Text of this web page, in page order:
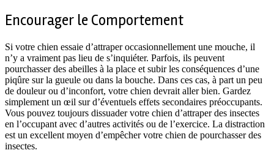
Encourager le Comportement
Si votre chien essaie d’attraper occasionnellement une mouche, il
n’y a vraiment pas lieu de s’inquiéter. Parfois, ils peuvent
pourchasser des abeilles à la place et subir les conséquences d’une
piqûre sur la gueule ou dans la bouche. Dans ces cas, à part un peu
de douleur ou d’inconfort, votre chien devrait aller bien. Gardez
simplement un œil sur d’éventuels effets secondaires préoccupants.
Vous pouvez toujours dissuader votre chien d’attraper des insectes
en l’occupant avec d’autres activités ou de l’exercice. La distraction
est un excellent moyen d’empêcher votre chien de pourchasser des
insectes.